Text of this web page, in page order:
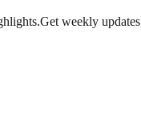
Get weekly updates